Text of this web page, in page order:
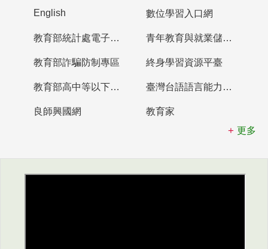
English 數位學習入口網
教育部統計處電子書櫃 青年教育與就業儲蓄帳戶
教育部詐騙防制專區 終身學習資源平臺
教育部高中等以下學校及幼兒園教師資格檢定考試 臺灣台語語言能力認證網站
良師興國網
教育家
更多